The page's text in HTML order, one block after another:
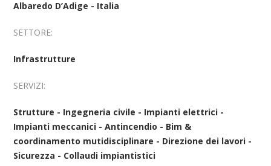
Albaredo D’Adige - Italia
SETTORE:
Infrastrutture
SERVIZI:
Strutture - Ingegneria civile - Impianti elettrici -
Impianti meccanici - Antincendio - Bim &
coordinamento mutidisciplinare - Direzione dei lavori -
Sicurezza - Collaudi impiantistici